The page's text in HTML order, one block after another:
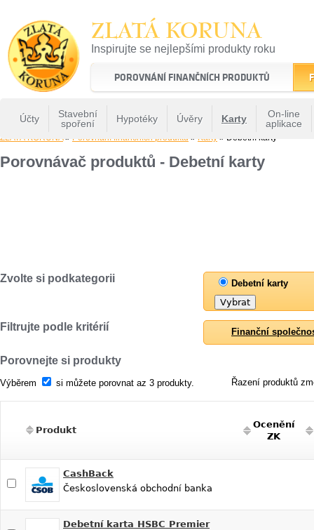
ZLATÁ KORUNA
Inspirujte se nejlepšími produkty roku
22 let tradice a kvality na finančním trhu
POROVNÁNÍ FINANČNÍCH PRODUKTŮ
Účty
Stavební
spoření
Hypotéky Úvěry Karty
On-line
aplikace
ZLATÁ KORUNA» Porovnání finančních produktů » Karty » Debetní karty
Porovnávač produktů - Debetní karty
Zvolte si podkategorii Debetní karty
Filtrujte podle kritérií Finanční
Porovnejte si produkty
Řazení produktů
Výběrem si můžete porovnat az 3 produkty.
Produkt
Ocenění
ZK
CashBack
Československá obchodní banka
Debetní karta HSBC Premier